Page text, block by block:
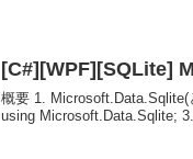
[C#][WPF][SQLite]
概要 1. Microsoft.Data.Sqlite(
using Microsoft.Data.Sqlite;